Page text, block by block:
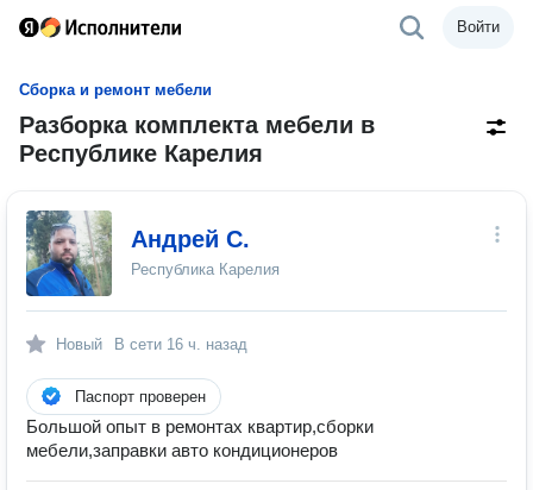
Войти
Сборка и ремонт мебели
Разборка комплекта мебели в
Республике Карелия
Андрей С.
Республика Карелия
Новый В сети 16 ч. назад
Паспорт проверен
Большой опыт в ремонтах квартир,сборки
мебели,заправки авто кондиционеров